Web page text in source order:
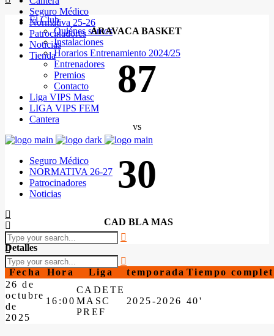
El Club
Quiénes somos
Instalaciones
Horarios Entrenamiento 2024/25
Entrenadores
Premios
Contacto
Liga VIPS Masc
LIGA VIPS FEM
Cantera
Seguro Médico
NORMATIVA 26-27
Patrocinadores
Noticias
Seguro Médico
Normativa 25-26
Patrocinadores
Noticias
Tienda
ARAVACA BASKET
87
vs
30
CAD BLA MAS
Detalles
Fecha Hora Liga temporada Tiempo
26 de
octubre
de
2025
16:00
CADETE
MASC
PREF
2025-2026 40'